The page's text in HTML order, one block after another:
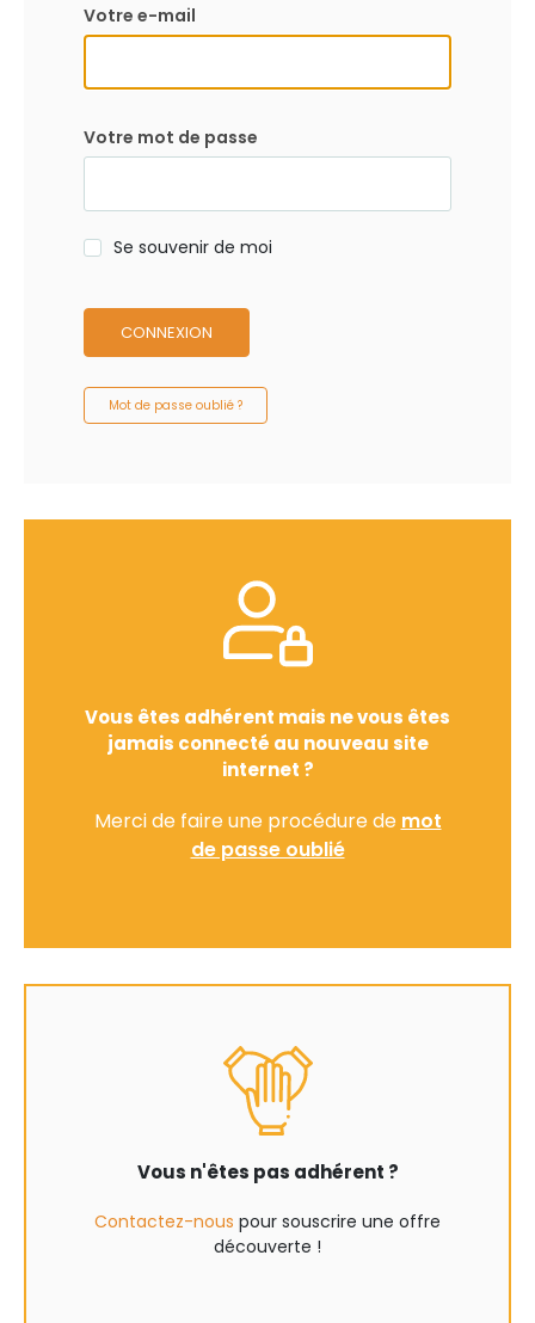
Votre e-mail
Votre mot de passe
Se souvenir de moi
CONNEXION
Mot de passe oublié ?
Vous êtes adhérent mais ne vous êtes
jamais connecté au nouveau site
internet ?
Merci de faire une procédure de mot
de passe oublié
Vous n'êtes pas adhérent ?
Contactez-nous pour souscrire une offre
découverte !